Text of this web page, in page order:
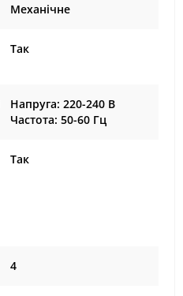
Механічне
Так
Напруга: 220-240 В
Частота: 50-60 Гц
Так
4